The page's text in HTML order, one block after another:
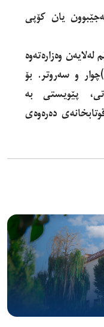
یان کۆپی
وەزارەتەوە
بەرابەر کرابێت؛ بۆ قوتابییانی پۆلی (٤)چوار و سەروتر. بۆ
پێویستى بە
دەرەوەی